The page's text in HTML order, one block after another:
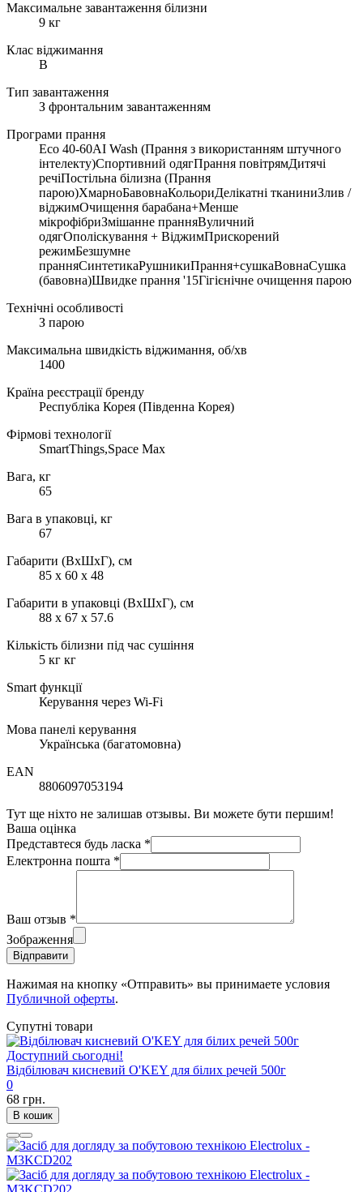
Максимальне завантаження білизни
9 кг
Клас віджимання
B
Тип завантаження
З фронтальним завантаженням
Програми прання
Eco 40-60AI Wash (Прання з використанням штучного
інтелекту)Спортивний одягПрання повітрямДитячі
речіПостільна білизна (Прання
парою)ХмарноБавовнаКольориДелікатні тканиниЗлив /
віджимОчищення барабана+Менше
мікрофібриЗмішанне пранняВуличний
одягОполіскування + ВіджимПрискорений
режимБезшумне
пранняСинтетикаРушникиПрання+сушкаВовнаСушка
(бавовна)Швидке прання '15Гігієнічне очищення парою
Технічні особливості
З парою
Максимальна швидкість віджимання, об/хв
1400
Країна реєстрації бренду
Республіка Корея (Південна Корея)
Фірмові технології
SmartThings,Space Max
Вага, кг
65
Вага в упаковці, кг
67
Габарити (ВхШхГ), см
85 х 60 х 48
Габарити в упаковці (ВхШхГ), см
88 х 67 х 57.6
Кількість білизни під час сушіння
5 кг кг
Smart функції
Керування через Wi-Fi
Мова панелі керування
Українська (багатомовна)
EAN
8806097053194
Тут ще ніхто не залишав отзывы. Ви можете бути першим!
Ваша оцінка
Представтеся будь ласка *
Електронна пошта *
Ваш отзыв *
Зображення
Відправити
Нажимая на кнопку «Отправить» вы принимаете условия
Публичной оферты.
Супутні товари
Доступний сьогодні!
Відбілювач кисневий O'KEY для білих речей 500г
0
68 грн.
В кошик